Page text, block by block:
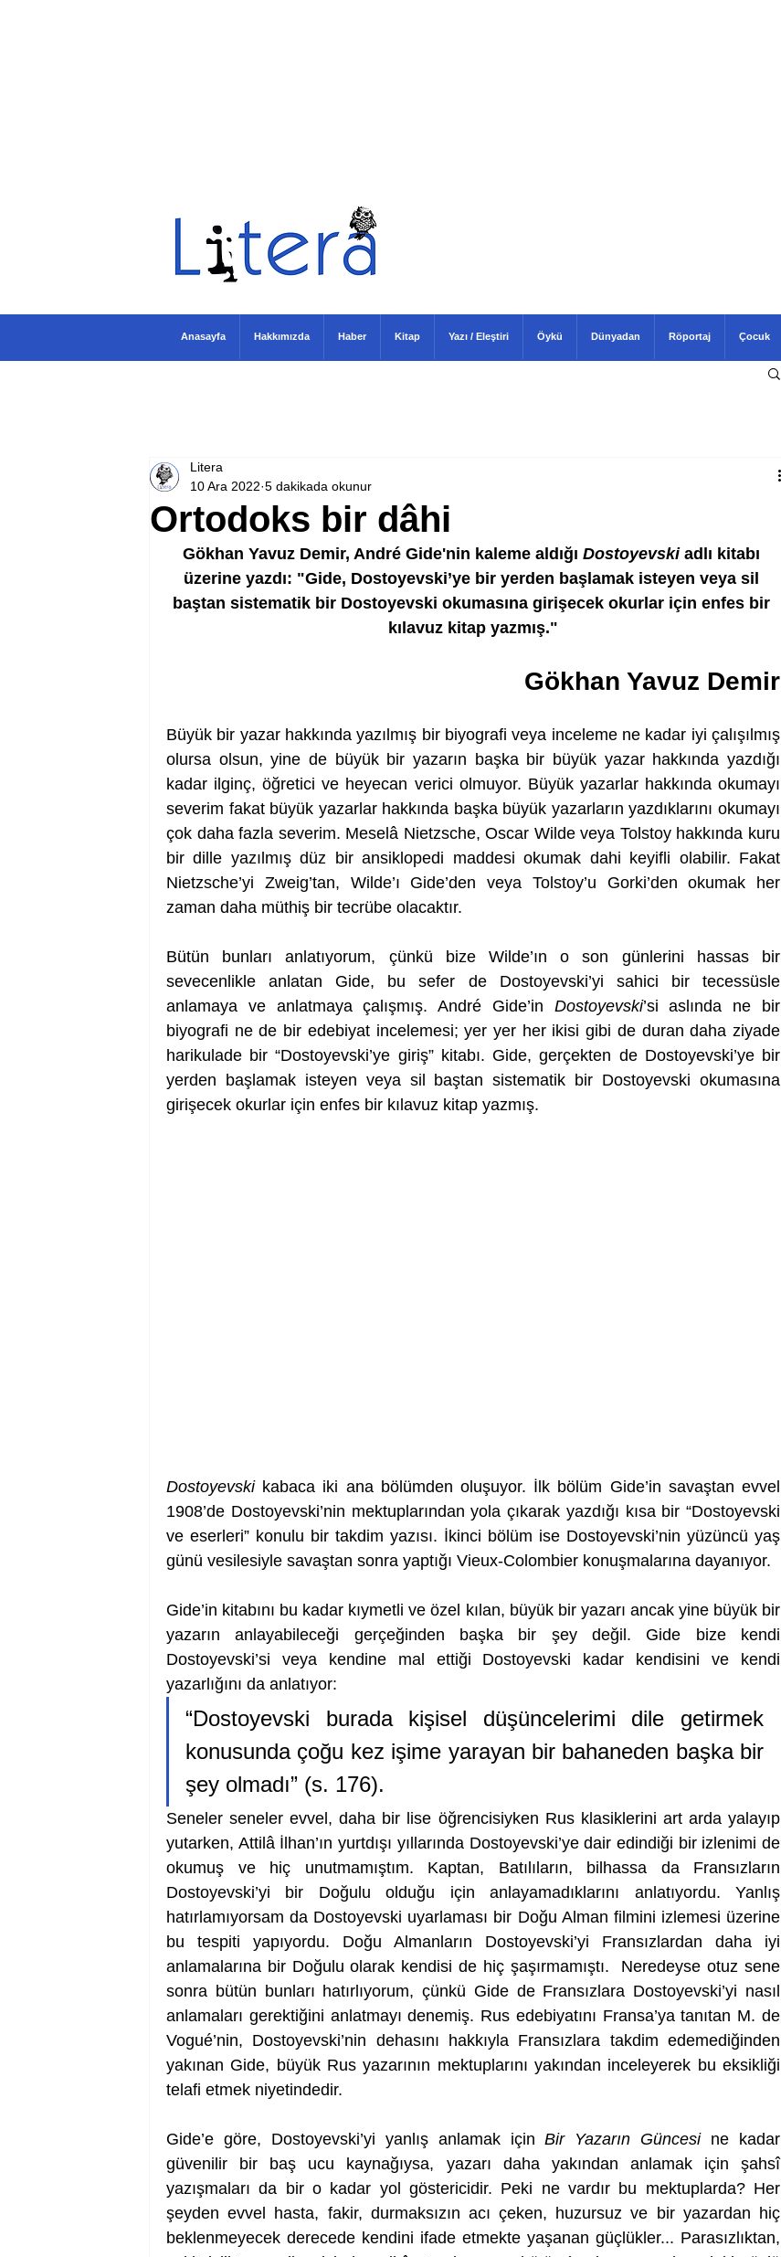
Ortodoks bir dâhi
Litera
10 Ara 2022 5 dakikada okunur
Gökhan Yavuz Demir, André Gide'nin kaleme aldığı Dostoyevski adlı kitabı
üzerine yazdı: "Gide, Dostoyevski’ye bir yerden başlamak isteyen veya sil
baştan sistematik bir Dostoyevski okumasına girişecek okurlar için enfes bir
kılavuz kitap yazmış."
Gökhan Yavuz Demir
Büyük bir yazar hakkında yazılmış bir biyografi veya inceleme ne kadar iyi çalışılmış
olursa olsun, yine de büyük bir yazarın başka bir büyük yazar hakkında yazdığı
kadar ilginç, öğretici ve heyecan verici olmuyor. Büyük yazarlar hakkında okumayı
severim fakat büyük yazarlar hakkında başka büyük yazarların yazdıklarını okumayı
çok daha fazla severim. Meselâ Nietzsche, Oscar Wilde veya Tolstoy hakkında kuru
bir dille yazılmış düz bir ansiklopedi maddesi okumak dahi keyifli olabilir. Fakat
Nietzsche’yi Zweig’tan, Wilde’ı Gide’den veya Tolstoy’u Gorki’den okumak her
zaman daha müthiş bir tecrübe olacaktır.
Bütün bunları anlatıyorum, çünkü bize Wilde’ın o son günlerini hassas bir
sevecenlikle anlatan Gide, bu sefer de Dostoyevski’yi sahici bir tecessüsle
anlamaya ve anlatmaya çalışmış. André Gide’in Dostoyevski’si aslında ne bir
biyografi ne de bir edebiyat incelemesi; yer yer her ikisi gibi de duran daha ziyade
harikulade bir “Dostoyevski’ye giriş” kitabı. Gide, gerçekten de Dostoyevski’ye bir
yerden başlamak isteyen veya sil baştan sistematik bir Dostoyevski okumasına
girişecek okurlar için enfes bir kılavuz kitap yazmış.
Dostoyevski kabaca iki ana bölümden oluşuyor. İlk bölüm Gide’in savaştan evvel
1908’de Dostoyevski’nin mektuplarından yola çıkarak yazdığı kısa bir “Dostoyevski
ve eserleri” konulu bir takdim yazısı. İkinci bölüm ise Dostoyevski’nin yüzüncü yaş
günü vesilesiyle savaştan sonra yaptığı Vieux-Colombier konuşmalarına dayanıyor.
Gide’in kitabını bu kadar kıymetli ve özel kılan, büyük bir yazarı ancak yine büyük bir
yazarın anlayabileceği gerçeğinden başka bir şey değil. Gide bize kendi
Dostoyevski’si veya kendine mal ettiği Dostoyevski kadar kendisini ve kendi
yazarlığını da anlatıyor:
“Dostoyevski burada kişisel düşüncelerimi dile getirmek
konusunda çoğu kez işime yarayan bir bahaneden başka bir
şey olmadı” (s. 176).
Seneler seneler evvel, daha bir lise öğrencisiyken Rus klasiklerini art arda yalayıp
yutarken, Attilâ İlhan’ın yurtdışı yıllarında Dostoyevski’ye dair edindiği bir izlenimi de
okumuş ve hiç unutmamıştım. Kaptan, Batılıların, bilhassa da Fransızların
Dostoyevski’yi bir Doğulu olduğu için anlayamadıklarını anlatıyordu. Yanlış
hatırlamıyorsam da Dostoyevski uyarlaması bir Doğu Alman filmini izlemesi üzerine
bu tespiti yapıyordu. Doğu Almanların Dostoyevski’yi Fransızlardan daha iyi
anlamalarına bir Doğulu olarak kendisi de hiç şaşırmamıştı.  Neredeyse otuz sene
sonra bütün bunları hatırlıyorum, çünkü Gide de Fransızlara Dostoyevski’yi nasıl
anlamaları gerektiğini anlatmayı denemiş. Rus edebiyatını Fransa’ya tanıtan M. de
Vogué’nin, Dostoyevski’nin dehasını hakkıyla Fransızlara takdim edemediğinden
yakınan Gide, büyük Rus yazarının mektuplarını yakından inceleyerek bu eksikliği
telafi etmek niyetindedir.
Gide’e göre, Dostoyevski’yi yanlış anlamak için Bir Yazarın Güncesi ne kadar
güvenilir bir baş ucu kaynağıysa, yazarı daha yakından anlamak için şahsî
yazışmaları da bir o kadar yol göstericidir. Peki ne vardır bu mektuplarda? Her
şeyden evvel hasta, fakir, durmaksızın acı çeken, huzursuz ve bir yazardan hiç
beklenmeyecek derecede kendini ifade etmekte yaşanan güçlükler... Parasızlıktan,
Anasayfa Hakkımızda Haber Kitap Yazı / Eleştiri Öykü Dünyadan Röportaj Çocuk